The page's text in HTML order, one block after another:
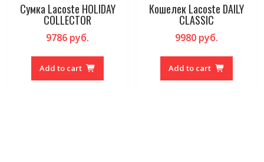
Сумка Lacoste HOLIDAY
COLLECTOR
9786 руб.
Add to cart
Кошелек Lacoste DAILY
CLASSIC
9980руб.
Add to cart